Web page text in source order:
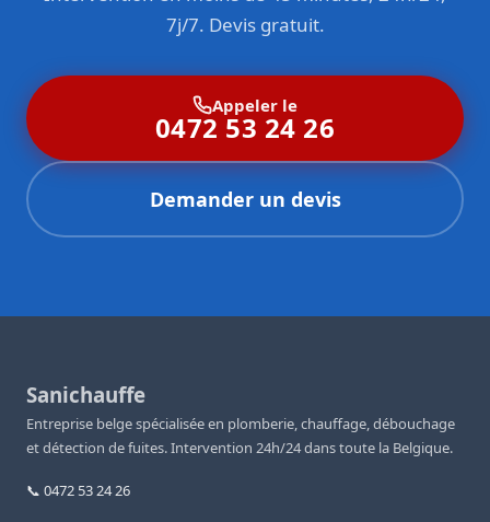
7j/7. Devis gratuit.
Appeler le
0472 53 24 26
Demander un devis
Sanichauffe
Entreprise belge spécialisée en plomberie, chauffage, débouchage
et détection de fuites. Intervention 24h/24 dans toute la Belgique.
📞 0472 53 24 26